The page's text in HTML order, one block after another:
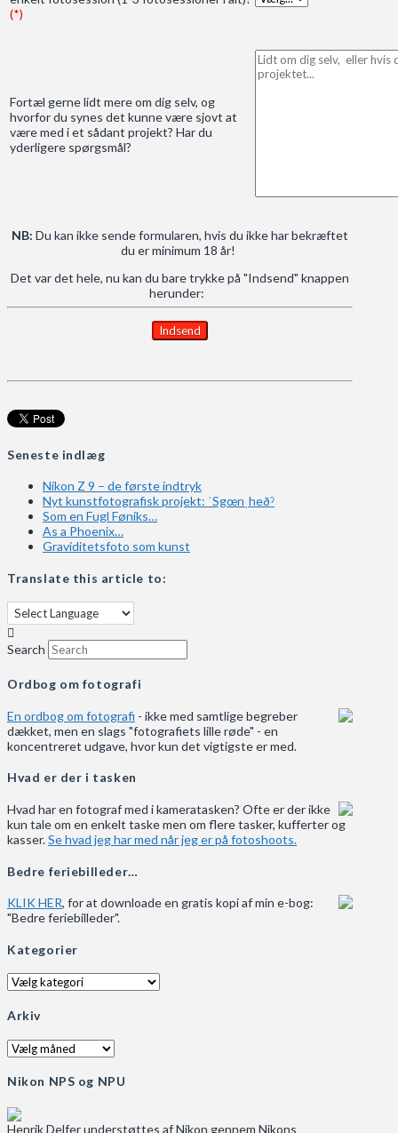
(*)
Fortæl gerne lidt mere om dig selv, og
hvorfor du synes det kunne være sjovt at
være med i et sådant projekt? Har du
yderligere spørgsmål?
NB: Du kan ikke sende formularen, hvis du ikke har bekræftet
du er minimum 18 år!
Det var det hele, nu kan du bare trykke på "Indsend" knappen
herunder:
Seneste indlæg
Nikon Z 9 – de første indtryk
Nyt kunstfotografisk projekt: ˈSgœnˌheðˀ
Som en Fugl Føniks…
As a Phoenix…
Graviditetsfoto som kunst
Translate this article to:
Search
Ordbog om fotografi
En ordbog om fotografi - ikke med samtlige begreber
dækket, men en slags "fotografiets lille røde" - en
koncentreret udgave, hvor kun det vigtigste er med.
Hvad er der i tasken
Hvad har en fotograf med i kameratasken? Ofte er der ikke
kun tale om en enkelt taske men om flere tasker, kufferter og
kasser.Se hvad jeg har med når jeg er på fotoshoots.
Bedre feriebilleder…
KLIK HER, for at downloade en gratis kopi af min e-bog:
"Bedre feriebilleder".
Kategorier
Kategorier
Arkiv
Arkiv
Nikon NPS og NPU
Henrik Delfer understøttes af Nikon gennem Nikons